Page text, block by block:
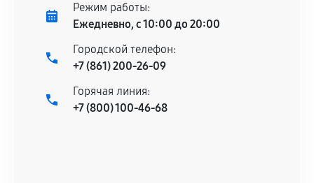
Режим работы:
Ежедневно, с 10:00 до 20:00
Городской телефон:
+7 (861) 200-26-09
Горячая линия:
+7 (800) 100-46-68